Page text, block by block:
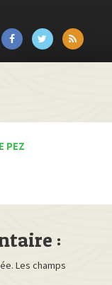
PEZ
:
Les champs